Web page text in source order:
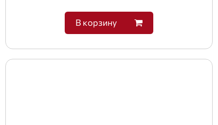
В корзину